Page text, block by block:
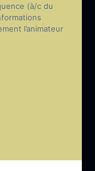
(à/c du
l’animateur